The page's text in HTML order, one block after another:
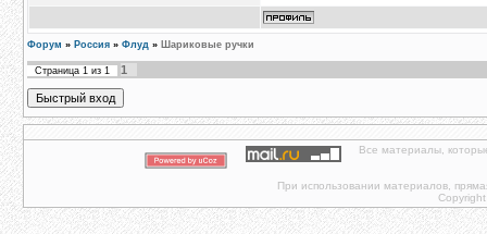
Форум » Россия » Флуд » Шариковые ручки
Страница 1 из 1 1
Все материалы,
При использовании материалов,